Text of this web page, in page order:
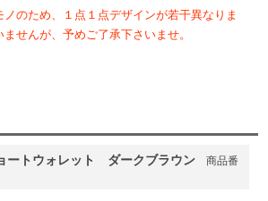
のため、１点１点デザインが若干異なりま
せんが、予めご了承下さいませ。
ートウォレット ダークブラウン
商品番